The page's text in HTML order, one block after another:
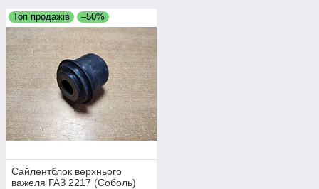
Топ продажів –50%
Сайлентблок верхнього
важеля ГАЗ 2217 (Соболь)